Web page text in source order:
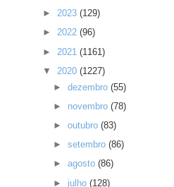
► 2023 (129)
► 2022 (96)
► 2021 (1161)
▼ 2020 (1227)
►dezembro(55)
► novembro(78)
►outubro(83)
►setembro(86)
►agosto(86)
► julho(128)